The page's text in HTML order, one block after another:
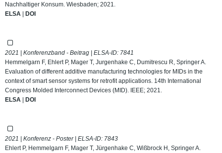
Nachhaltiger Konsum. Wiesbaden; 2021.
ELSA | DOI
2021 | Konferenzband - Beitrag | ELSA-ID: 7841
Hemmelgarn F, Ehlert P, Mager T, Jurgenhake C, Dumitrescu R, Springer A.
Evaluation of different additive manufacturing technologies for MIDs in the
context of smart sensor systems for retrofit applications. 14th International
Congress Molded Interconnect Devices (MID). IEEE; 2021.
ELSA | DOI
2021 | Konferenz - Poster | ELSA-ID: 7843
Ehlert P, Hemmelgarn F, Mager T, Jürgenhake C, Wißbrock H, Springer A.